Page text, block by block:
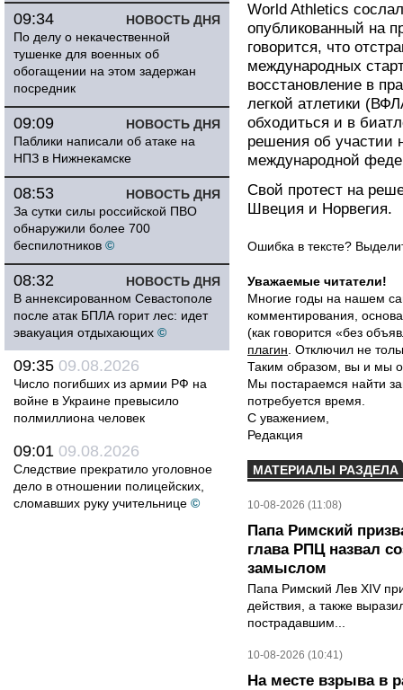
НОВОСТЬ ДНЯ
09:34
По делу о некачественной
тушенке для военных об
обогащении на этом задержан
посредник
НОВОСТЬ ДНЯ
09:09
Паблики написали об атаке на
НПЗ в Нижнекамске
НОВОСТЬ ДНЯ
08:53
За сутки силы российской ПВО
обнаружили более 700
беспилотников ©
НОВОСТЬ ДНЯ
08:32
В аннексированном Севастополе
после атак БПЛА горит лес: идет
эвакуация отдыхающих ©
09:35 09.08.2026
Число погибших из армии РФ на
войне в Украине превысило
полмиллиона человек
09:01 09.08.2026
Следствие прекратило уголовное
дело в отношении полицейских,
сломавших руку учительнице ©
World Athletics
опубликованный на
говорится, что
международных
восстановление в
легкой атлетики
обходиться и в
решения об участии
международной
Свой протест на
Швеция и Норвегия.
Ошибка в тексте?
Уважаемые читатели!
Многие годы на нашем
комментирования,
(как говорится «без
плагин . Отключил не
Таким образом, вы и мы
Мы постараемся найти
потребуется время.
С уважением,
Редакция
МАТЕРИАЛЫ РАЗДЕЛА
10-08-2026 (11:08)
Папа Римский
глава РПЦ назвал
замыслом
Папа Римский Лев XIV
действия, а также
пострадавшим...
10-08-2026 (10:41)
На месте взрыва в